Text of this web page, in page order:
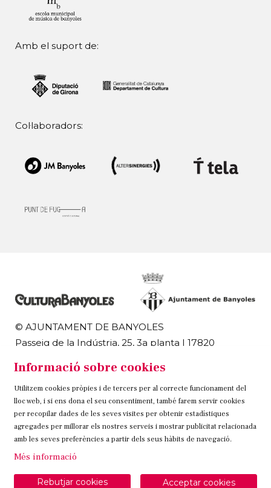
Amb el suport de:
Col·laboradors:
© AJUNTAMENT DE BANYOLES
Passeig de la Indústria, 25, 3a planta | 17820
972 58 18 48 | 972 57 00 50
Sitemap Avís Legal Ús de Cookies Contacteu
Link a instagram
Link a twitter
Link a facebook
Informació sobre cookies
Utilitzem cookies pròpies i de tercers per al correcte funcionament del
lloc web, i si ens dona el seu consentiment, també farem servir cookies
per recopilar dades de les seves visites per obtenir estadístiques
agregades per millorar els nostres serveis i mostrar publicitat relacionada
amb les seves preferències a partir dels seus hàbits de navegació.
Més informació
Acceptar cookies
Rebutjar cookies